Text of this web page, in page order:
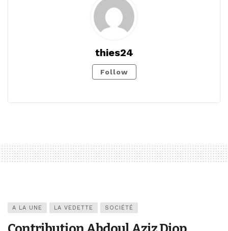
thies24
Follow
A LA UNE LA VEDETTE SOCIÉTÉ